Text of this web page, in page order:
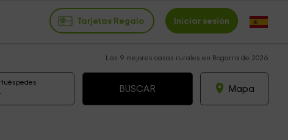
Tarjetas Regalo Iniciar sesión
Las 9 mejores casas rurales en Bogarra de 2026
Mapa